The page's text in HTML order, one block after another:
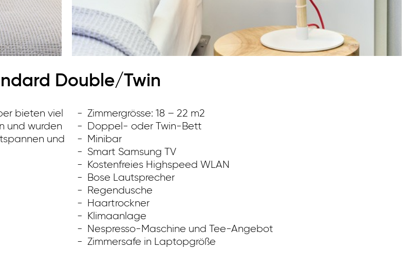
Double/Twin
bieten viel
und wurden
und
Zimmergrösse: 18 – 22 m2
Doppel- oder Twin-Bett
Minibar
Smart Samsung TV
Kostenfreies Highspeed WLAN
Bose Lautsprecher
Regendusche
Haartrockner
Klimaanlage
Nespresso-Maschine und Tee-Angebot
Zimmersafe in Laptopgröße